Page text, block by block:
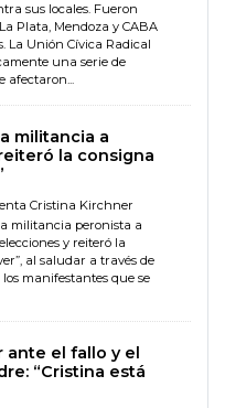
sus locales. Fueron
Plata, Mendoza y CABA
La Unión Cívica Radical
una serie de
afectaron...
militancia a
la consigna
Cristina Kirchner
militancia peronista a
y reiteró la
al saludar a través de
manifestantes que se
ante el fallo y el
“Cristina está